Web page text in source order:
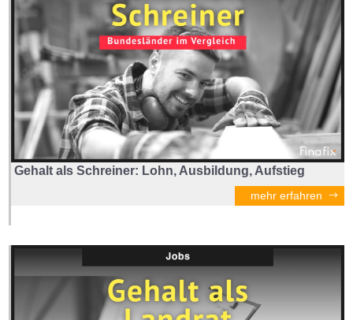
Gehalt als Schreiner: Lohn, Ausbildung, Aufstieg
mehr erfahren